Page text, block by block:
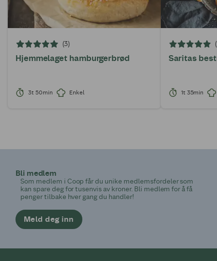
(3)
Hjemmelaget hamburgerbrød
3t 50min Enkel
Saritas
1t 35min
Bli medlem
Som medlem i Coop får du unike medlemsfordeler som
kan spare deg for tusenvis av kroner. Bli medlem for å få
penger tilbake hver gang du handler!
Meld deg inn